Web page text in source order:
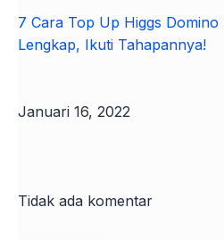
7 Cara Top Up Higgs
Lengkap, Ikuti Tahapannya!
Januari 16, 2022
Tidak ada komentar